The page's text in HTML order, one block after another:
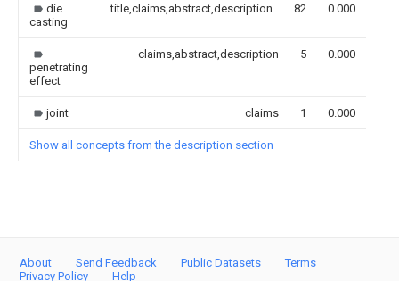
die
casting
title,claims,abstract,description 82 0.000
penetrating
effect
claims,abstract,description 5 0.000
joint claims 1 0.000
Show all concepts from the description section
About Send Feedback Public Datasets
Terms
Privacy Policy
Help